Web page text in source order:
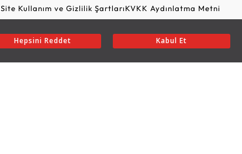
Hepsini Reddet Kabul Et
Site Kullanım ve Gizlilik ŞartlarıKVKK Aydınlatma Metni